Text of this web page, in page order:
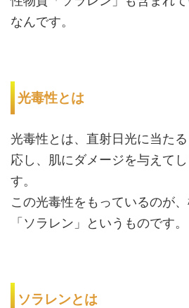
なんです。
光毒性とは
光毒性とは、直射日光に当た
応し、肌にダメージを与えて
す。
この光毒性をもっているのが
「ソラレン」というものです。
ソラレンとは